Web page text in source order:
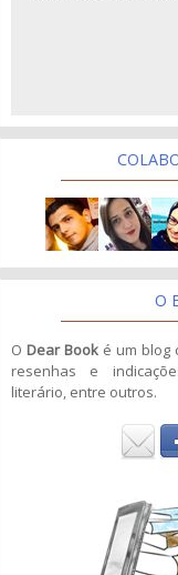
O
O Dear Book é um blog
resenhas e
literário, entre outros.